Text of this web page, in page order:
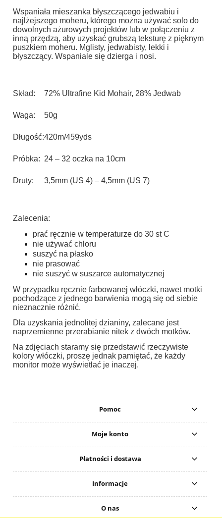
Wspaniała mieszanka błyszczącego jedwabiu i
najlżejszego moheru, którego można używać solo do
dowolnych ażurowych projektów lub w połączeniu z
inną przędzą, aby uzyskać grubszą teksturę z pięknym
puszkiem moheru. Mglisty, jedwabisty, lekki i
błyszczący. Wspaniale się dzierga i nosi.
Skład: 72% Ultrafine Kid Mohair, 28% Jedwab
Waga: 50g
Długość:420m/459yds
Próbka: 24 – 32 oczka na 10cm
Druty: 3,5mm (US 4) – 4,5mm (US 7)
Zalecenia:
prać ręcznie w temperaturze do 30 st C
nie używać chloru
suszyć na płasko
nie prasować
nie suszyć w suszarce automatycznej
W przypadku ręcznie farbowanej włóczki, nawet motki
pochodzące z jednego barwienia mogą się od siebie
nieznacznie różnić.
Dla uzyskania jednolitej dzianiny, zalecane jest
naprzemienne przerabianie nitek z dwóch motków.
Na zdjęciach staramy się przedstawić rzeczywiste
kolory włóczki, proszę jednak pamiętać, że każdy
monitor może wyświetlać je inaczej.
Pomoc
Moje konto
Płatności i dostawa
Informacje
O nas